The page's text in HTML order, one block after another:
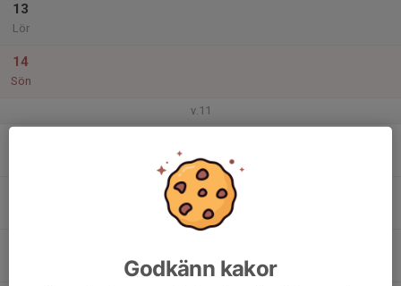
13
Lör
14
Sön
v.11
Godkänn kakor